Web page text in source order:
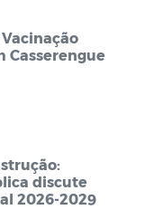
Casserengue
discute
2026-2029